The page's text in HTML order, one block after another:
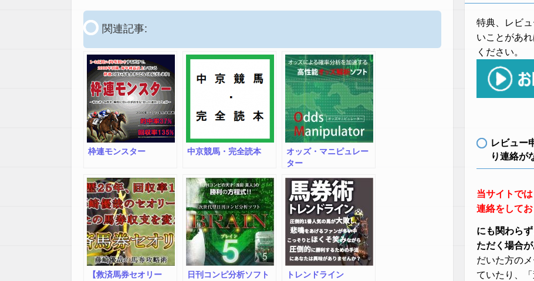
関連記事:
枠連モンスター 中京競馬・完全読本
オッズ・マニピュレー
ター
【救済馬券セオリー
日刊コンピ分析ソフト
トレンドライン
特典、レビ
いことがあ
ください。
レビュー
り連絡が
当サイトで
連絡をしてお
にも関わら
ただく場合が
だいた方の
ていたり、